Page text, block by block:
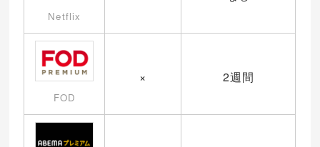
Netflix
FOD
× 2週間